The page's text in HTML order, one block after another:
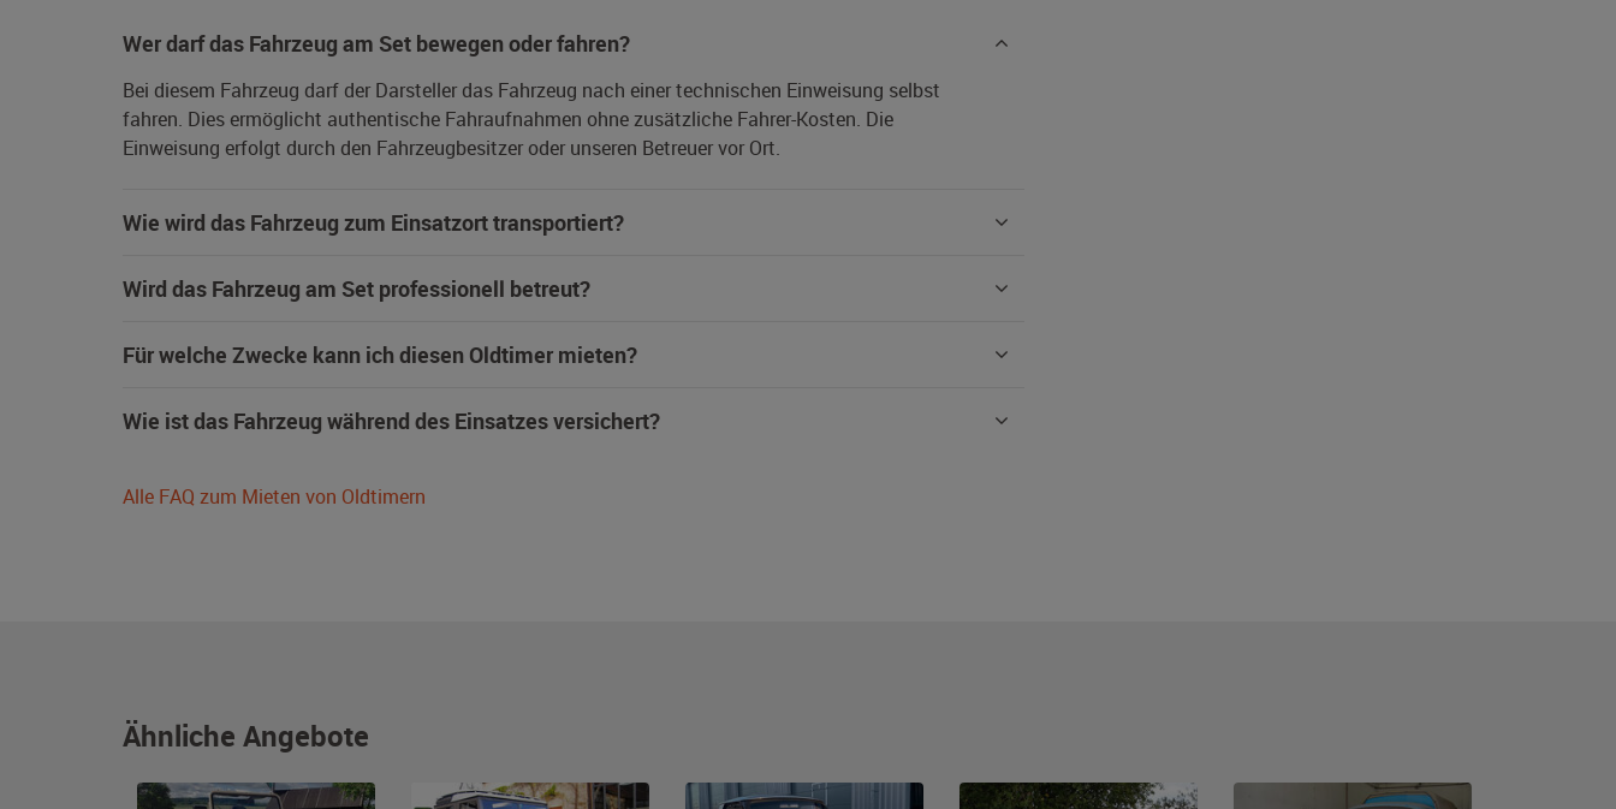
Wer darf das Fahrzeug am Set bewegen oder fahren?
Bei diesem Fahrzeug darf der Darsteller das Fahrzeug nach einer technischen Einweisung selbst
fahren. Dies ermöglicht authentische Fahraufnahmen ohne zusätzliche Fahrer-Kosten. Die
Einweisung erfolgt durch den Fahrzeugbesitzer oder unseren Betreuer vor Ort.
Wie wird das Fahrzeug zum Einsatzort transportiert?
Wird das Fahrzeug am Set professionell betreut?
Für welche Zwecke kann ich diesen Oldtimer mieten?
Wie ist das Fahrzeug während des Einsatzes versichert?
Alle FAQ zum Mieten von Oldtimern
Ähnliche Angebote